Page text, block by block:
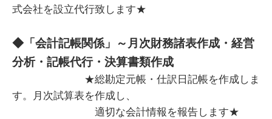
式会社を設立代行致します★
◆「会計記帳関係」～月次財務諸表作成・経営
分析・記帳代行・決算書類作成
★総勘定元帳・仕訳日記帳を作成しま
す。月次試算表を作成し、
適切な会計情報を報告します★